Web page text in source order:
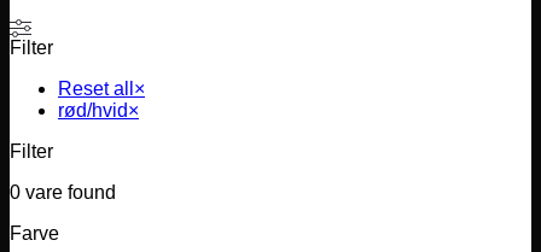
Filter
Reset all ×
rød/hvid×
Filter
0 vare found
Farve